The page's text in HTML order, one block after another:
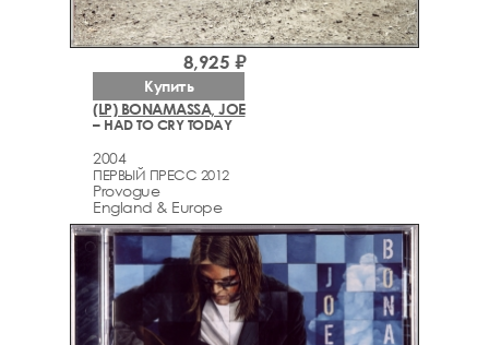
(LP) BONAMASSA, JOE
– HAD TO CRY TODAY
2004
ПЕРВЫЙ ПРЕСС 2012
Provogue
England & Europe
8,925 ₽
Купить